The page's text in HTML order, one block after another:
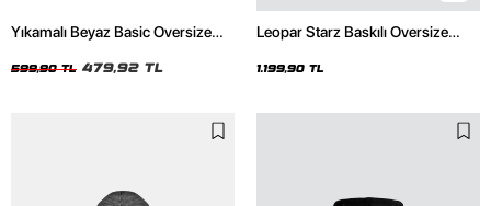
Yıkamalı Beyaz Basic Oversize
599,90 TL 479,92 TL
Leopar Starz Baskılı Oversize
1.199,90 TL